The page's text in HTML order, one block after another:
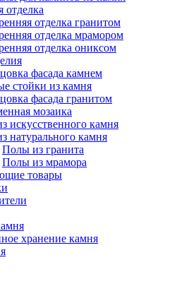
отделка
отделка гранитом
отделка мрамором
отделка ониксом
фасада камнем
стойки из камня
фасада гранитом
мозаика
искусственного камня
натурального камня
Полы из гранита
Полы из мрамора
товары
хранение камня